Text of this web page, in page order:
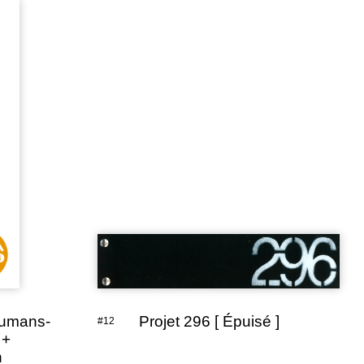
#12 Projet 296 [ Épuisé ]